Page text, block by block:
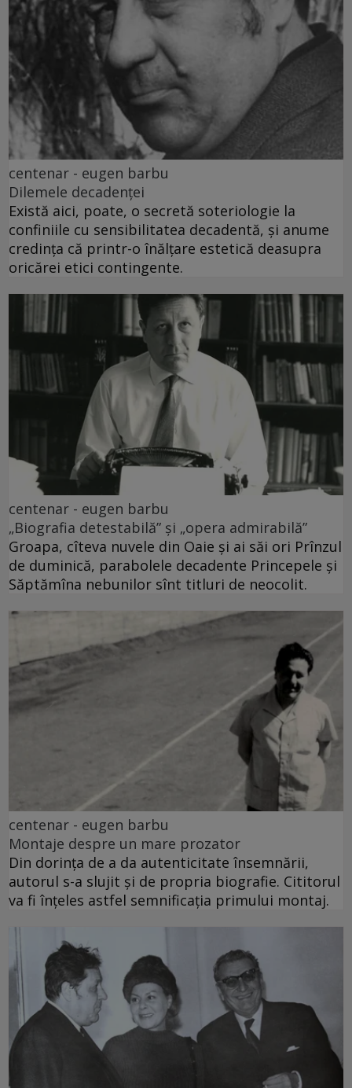
centenar - eugen barbu
Dilemele decadenței
Există aici, poate, o secretă soteriologie la
confiniile cu sensibilitatea decadentă, și anume
credința că printr-o înălțare estetică deasupra
oricărei etici contingente.
centenar - eugen barbu
„Biografia detestabilă” și „opera admirabilă”
Groapa, cîteva nuvele din Oaie și ai săi ori Prînzul
de duminică, parabolele decadente Princepele și
Săptămîna nebunilor sînt titluri de neocolit.
centenar - eugen barbu
Montaje despre un mare prozator
Din dorința de a da autenticitate însemnării,
autorul s-a slujit și de propria biografie. Cititorul
va fi înțeles astfel semnificația primului montaj.